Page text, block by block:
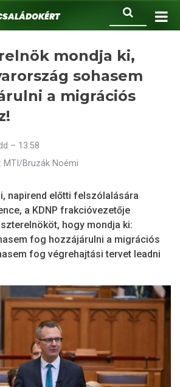
mondja ki,
sohasem
a migrációs
– 13:58
MTI/Bruzák Noémi
napirend előtti felszólalására
a KDNP frakcióvezetője
hogy mondja ki:
fog hozzájárulni a migrációs
fog végrehajtási tervet leadni